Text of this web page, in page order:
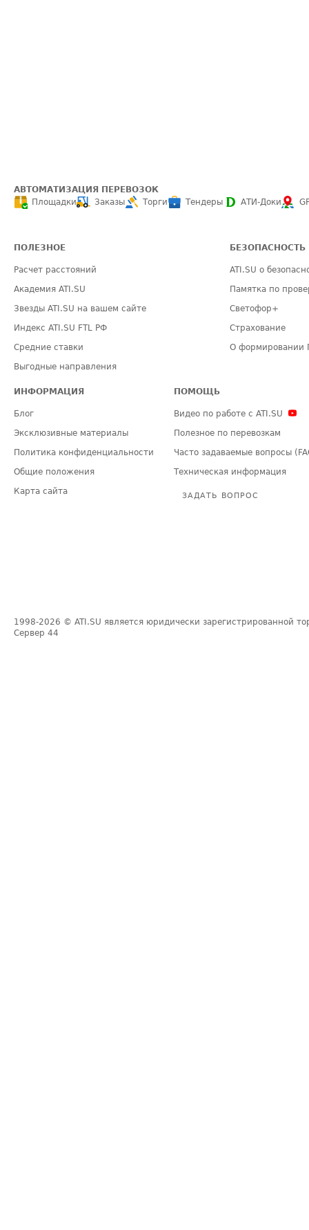
АВТОМАТИЗАЦИЯ ПЕРЕВОЗОК
Площадки
Заказы Торги Тендеры АТИ-Доки
ПОЛЕЗНОЕ
Расчет расстояний
Академия ATI.SU
Звезды ATI.SU на вашем сайте
Индекс ATI.SU FTL РФ
Средние ставки
Выгодные направления
БЕЗОПАСНОСТЬ
ATI.SU о
Памятка по
Светофор+
Страхование
О формировании
ИНФОРМАЦИЯ
Блог
Эксклюзивные материалы
Политика конфиденциальности
Общие положения
Карта сайта
ПОМОЩЬ
Видео по работе с ATI.SU
Полезное по перевозкам
Часто задаваемые вопросы
Техническая информация
ЗАДАТЬ ВОПРОС
1998-2026 © ATI.SU является юридически зарегистрированной
Сервер 44